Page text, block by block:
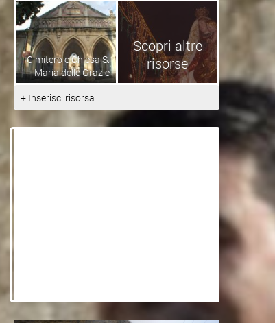
Cimitero e Chiesa S.
Maria delle Grazie
Scopri altre
risorse
+ Inserisci risorsa